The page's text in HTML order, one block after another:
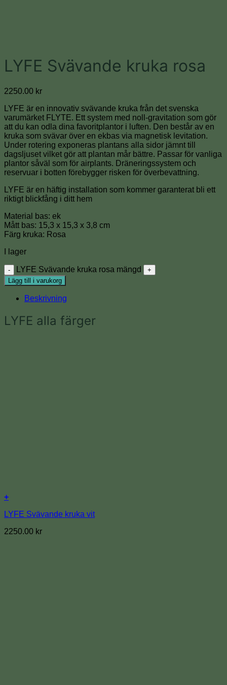
LYFE Svävande kruka rosa
2250.00 kr
LYFE är en innovativ svävande kruka från det svenska
varumärket FLYTE. Ett system med noll-gravitation som gör
att du kan odla dina favoritplantor i luften. Den består av en
kruka som svävar över en ekbas via magnetisk levitation.
Under rotering exponeras plantans alla sidor jämnt till
dagsljuset vilket gör att plantan mår bättre. Passar för vanliga
plantor såväl som för airplants. Dräneringssystem och
reservuar i botten förebygger risken för överbevattning.
LYFE är en häftig installation som kommer garanterat bli ett
riktigt blickfång i ditt hem
Material bas: ek
Mått bas: 15,3 x 15,3 x 3,8 cm
Färg kruka: Rosa
I lager
LYFE Svävande kruka rosa mängd
Lägg till i varukorg
Beskrivning
LYFE alla färger
+
LYFE Svävande kruka vit
2250.00 kr